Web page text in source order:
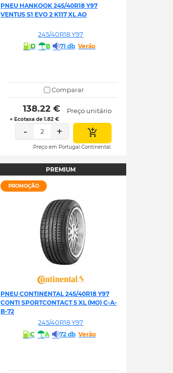
PNEU HANKOOK 245/40R18 Y97
VENTUS S1 EVO 2 K117 XL AO
245/40R18 Y97
D B 71 db Verão
Comparar
138.22 €
+ Ecotaxa de 1.82 €
Preço unitário
- 2 +
Preço em Portugal Continental.
PREMIUM
PROMOÇÃO
PNEU CONTINENTAL 245/40R18 Y97
CONTI SPORTCONTACT 5 XL (MO) C-A-
B-72
245/40R18 Y97
C A 72 db Verão